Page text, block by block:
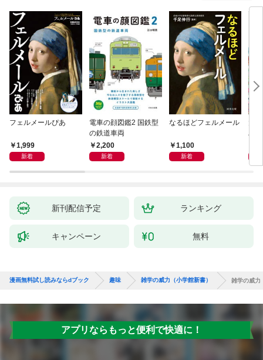
フェルメールぴあ
1,999
新着
電車の顔図鑑2 国鉄型
の鉄道車両
2,200
新着
なるほどフェルメール
1,100
新着
ハ
新刊配信予定 ランキング
キャンペーン 無料
漫画無料試し読みならdブック 趣味 雑学の威力（小学館新書） 雑学の威力
アプリならもっと便利で快適に！